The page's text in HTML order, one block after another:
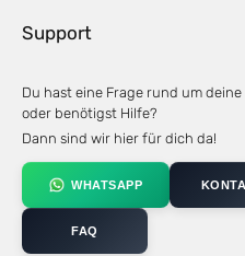
Support
Du hast eine Frage rund um
oder benötigst Hilfe?
Dann sind wir hier für dich da!
WHATSAPP
FAQ